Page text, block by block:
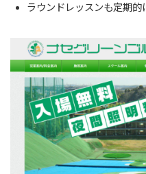
ラウンドレッスンも定期的